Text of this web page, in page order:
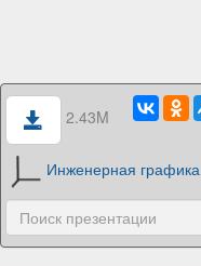
2.43M
Инженерная графика